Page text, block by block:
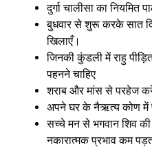
दुर्गा चालीसा का नियमित
बुधवार से शुरू करके सात
खिलाएँ।
जिनकी कुंडली में राहु
पहनने चाहिए
शराब और मांस से परहेज
अपने घर के नैऋत्य कोण में
सच्चे मन से भगवान शिव
नकारात्मक प्रभाव कम